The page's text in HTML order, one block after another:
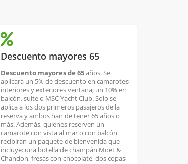
Descuento mayores 65
Descuento mayores de 65años. Se
aplicará un 5% de descuento en camarotes
interiores y exteriores ventana; un 10% en
balcón, suite o MSC Yacht Club. Solo se
aplica a los dos primeros pasajeros de la
reserva y ambos han de tener 65 años o
más. Además, quienes reserven un
camarote con vista al mar o con balcón
recibirán un paquete de bienvenida que
incluye: una botella de champán Moët &
Chandon, fresas con chocolate, dos copas